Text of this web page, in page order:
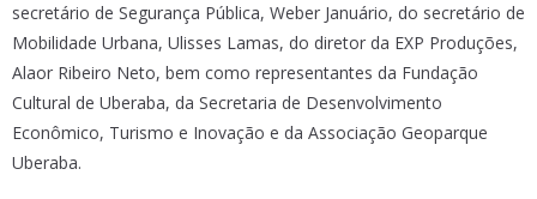
secretário de Segurança Pública, Weber Januário, do secretário de
Mobilidade Urbana, Ulisses Lamas, do diretor da EXP Produções,
Alaor Ribeiro Neto, bem como representantes da Fundação
Cultural de Uberaba, da Secretaria de Desenvolvimento
Econômico, Turismo e Inovação e da Associação Geoparque
Uberaba.